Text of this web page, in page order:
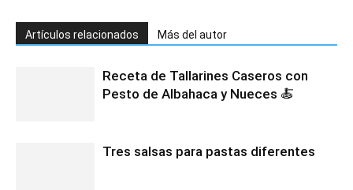
Artículos relacionados Más del autor
Receta de Tallarines Caseros con
Pesto de Albahaca y Nueces 🍝
Tres salsas para pastas diferentes